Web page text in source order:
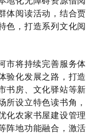
体阅读活动，结合贾
色，打造系列文化阅
市将持续完善服务体
验化发展之路，打造
书房、文化驿站等新
所设立特色读书角，
化农家书屋建设管理
阵地功能融合，激活